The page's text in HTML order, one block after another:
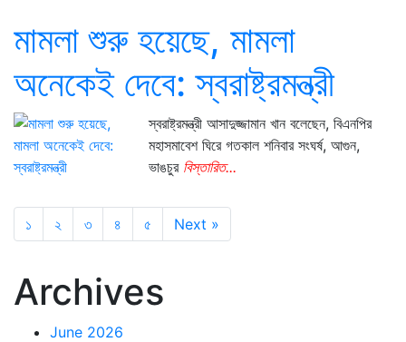
মামলা শুরু হয়েছে, মামলা
অনেকেই দেবে: স্বরাষ্ট্রমন্ত্রী
স্বরাষ্ট্রমন্ত্রী আসাদুজ্জামান খান বলেছেন, বিএনপির
মহাসমাবেশ ঘিরে গতকাল শনিবার সংঘর্ষ, আগুন,
ভাঙচুর বিস্তারিত...
১ ২ ৩ ৪ ৫ Next »
Archives
June 2026